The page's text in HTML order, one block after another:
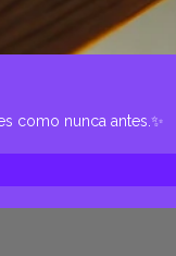
como nunca antes.✨